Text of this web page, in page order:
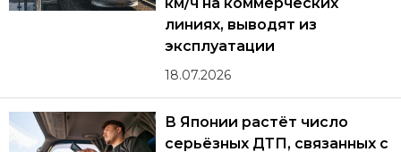
линиях, выводят из
эксплуатации
18.07.2026
В Японии растёт число
серьёзных ДТП, связанных с